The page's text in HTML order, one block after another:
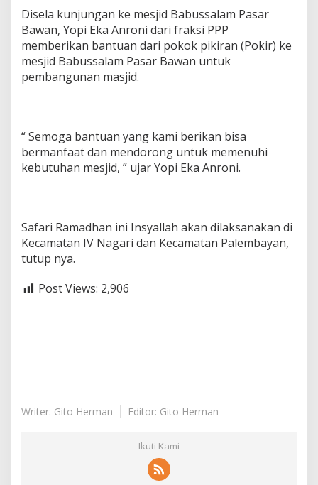
Disela kunjungan ke mesjid Babussalam Pasar
Bawan, Yopi Eka Anroni dari fraksi PPP
memberikan bantuan dari pokok pikiran (Pokir) ke
mesjid Babussalam Pasar Bawan untuk
pembangunan masjid.
“ Semoga bantuan yang kami berikan bisa
bermanfaat dan mendorong untuk memenuhi
kebutuhan mesjid, ” ujar Yopi Eka Anroni.
Safari Ramadhan ini Insyallah akan dilaksanakan di
Kecamatan IV Nagari dan Kecamatan Palembayan,
tutup nya.
Post Views: 2,906
Writer: Gito Herman Editor: Gito Herman
Ikuti Kami